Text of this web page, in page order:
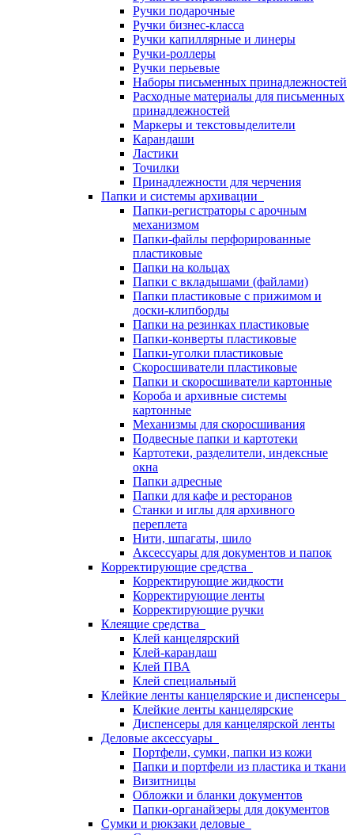
Ручки подарочные
Ручки бизнес-класса
Ручки капиллярные и линеры
Ручки-роллеры
Ручки перьевые
Наборы письменных принадлежностей
Расходные материалы для письменных
принадлежностей
Маркеры и текстовыделители
Карандаши
Ластики
Точилки
Принадлежности для черчения
Папки и системы архивации
Папки-регистраторы с арочным
механизмом
Папки-файлы перфорированные
пластиковые
Папки на кольцах
Папки с вкладышами (файлами)
Папки пластиковые с прижимом и
доски-клипборды
Папки на резинках пластиковые
Папки-конверты пластиковые
Папки-уголки пластиковые
Скоросшиватели пластиковые
Папки и скоросшиватели картонные
Короба и архивные системы
картонные
Механизмы для скоросшивания
Подвесные папки и картотеки
Картотеки, разделители, индексные
окна
Папки адресные
Папки для кафе и ресторанов
Станки и иглы для архивного
переплета
Нити, шпагаты, шило
Аксессуары для документов и папок
Корректирующие средства
Корректирующие жидкости
Корректирующие ленты
Корректирующие ручки
Клеящие средства
Клей канцелярский
Клей-карандаш
Клей ПВА
Клей специальный
Клейкие ленты канцелярские и диспенсеры
Клейкие ленты канцелярские
Диспенсеры для канцелярской ленты
Деловые аксессуары
Портфели, сумки, папки из кожи
Папки и портфели из пластика и ткани
Визитницы
Обложки и бланки документов
Папки-органайзеры для документов
Сумки и рюкзаки деловые